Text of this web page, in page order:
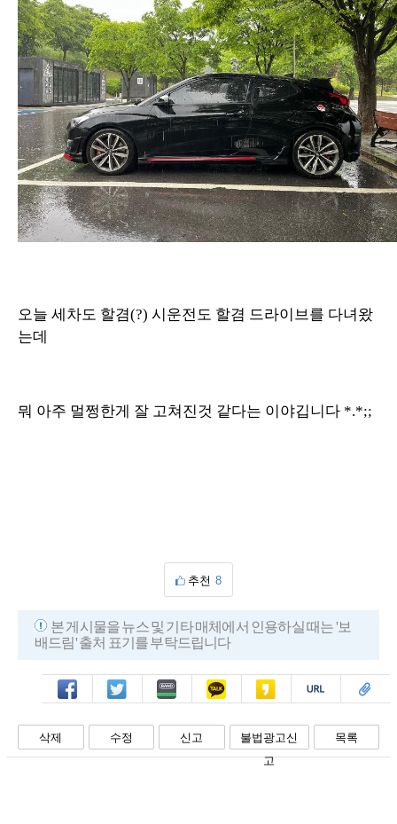
오늘 세차도 할겸(?) 시운전도 할겸 드라이브를 다녀왔
는데
뭐 아주 멀쩡한게 잘 고쳐진것 같다는 이야깁니다 *.*;;
추천 8
본 게시물을 뉴스 및 기타 매체에서 인용하실 때는 '보
배드림' 출처 표기를 부탁드립니다
페북 트윗 밴드 카톡 카스 복사 스크랩
삭제 수정 신고
불법광고신
고
목록